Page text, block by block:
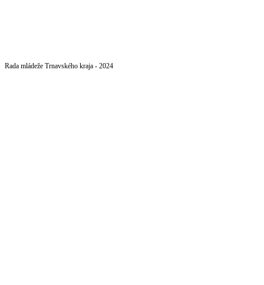
Rada mládeže Trnavského kraja - 2024